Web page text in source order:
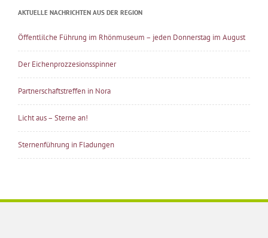
AKTUELLE NACHRICHTEN AUS DER REGION
Öffentlilche Führung im Rhönmuseum – jeden Donnerstag im August
Der Eichenprozzesionsspinner
Partnerschaftstreffen in Nora
Licht aus – Sterne an!
Sternenführung in Fladungen